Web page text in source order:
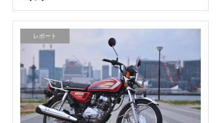
レポート